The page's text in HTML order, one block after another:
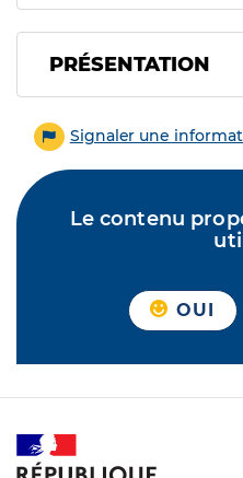
PRÉSENTATION
Signaler une
Le contenu
OUI